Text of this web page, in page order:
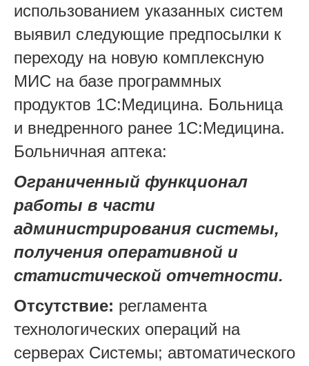
использованием указанных систем
выявил следующие предпосылки к
переходу на новую комплексную
МИС на базе программных
продуктов 1С:Медицина. Больница
и внедренного ранее 1С:Медицина.
Больничная аптека:
Ограниченный функционал
работы в части
администрирования системы,
получения оперативной и
статистической отчетности.
Отсутствие: регламента
технологических операций на
серверах Системы; автоматического